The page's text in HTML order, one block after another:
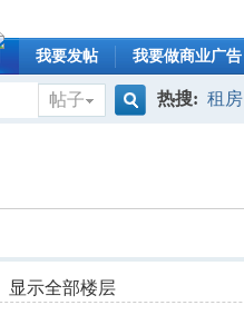
我要发帖 我要做商业广告
帖子
热搜: 租房
显示全部楼层